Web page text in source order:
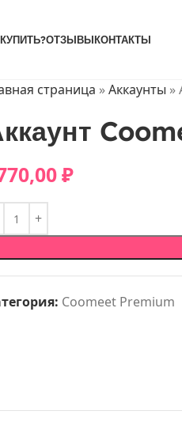
ОТЗЫВЫКОНТАКТЫ
страница »Аккаунты »
₽
Coomeet Premium